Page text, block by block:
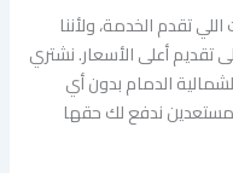
تقدم الخدمة، ولأننا
تقديم أعلى الأسعار. نشتري
الدمام بدون أي
ندفع لك حقها